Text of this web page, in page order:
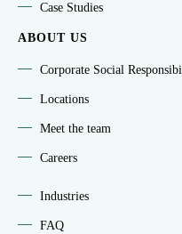
Case Studies
ABOUT US
Corporate Social
Locations
Meet the team
Careers
Industries
FAQ